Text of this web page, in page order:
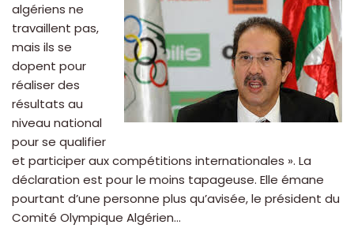
algériens ne
travaillent pas,
mais ils se
dopent pour
réaliser des
résultats au
niveau national
pour se qualifier
et participer aux compétitions internationales ». La
déclaration est pour le moins tapageuse. Elle émane
pourtant d’une personne plus qu’avisée, le président du
Comité Olympique Algérien…